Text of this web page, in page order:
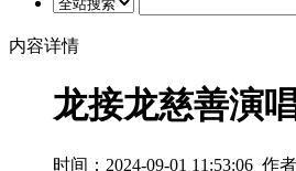
内容详情
龙接龙慈善演
时间：2024-09-01 11:53:06 作